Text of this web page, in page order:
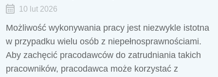
10 lut 2026
Możliwość wykonywania pracy jest niezwykle istotna
w przypadku wielu osób z niepełnosprawnościami.
Aby zachęcić pracodawców do zatrudniania takich
pracowników, pracodawca może korzystać z